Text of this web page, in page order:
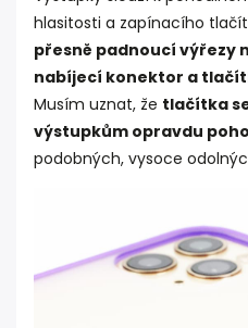
hlasitosti a zapínacího
přesně padnoucí výřezy
nabíjecí konektor a
Musím uznat, že tlačítka
výstupkům opravdu
podobných, vysoce